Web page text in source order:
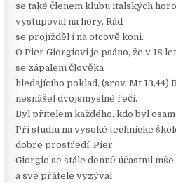
se také členem klubu italských
vystupoval na hory. Rád
se projížděl i na otcově koni.
O Pier Giorgiovi je psáno, že v 18
se zápalem člověka
hledajícího poklad. (srov. Mt 13,44)
nesnášel dvojsmyslné řeči.
Byl přítelem každého, kdo byl
Při studiu na vysoké technické
dobré prostředí. Pier
Giorgio se stále denně účastnil
a své přátele vyzýval